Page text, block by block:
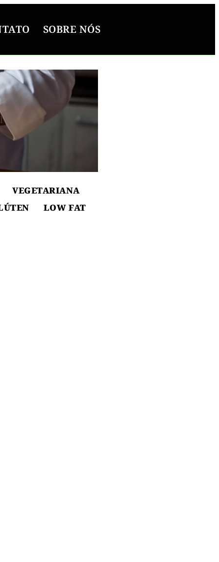
SOBRE NÓS
VEGETARIANA
LOW FAT